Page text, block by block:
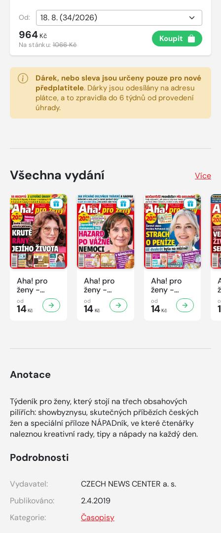
Od:
964 Kč
Na stánku:1066 Kč
Koupit
Dárek, nebo sleva jsou určeny pouze pro nové
předplatitele. Dárky jsou odesílány na adresu
plátce, a to zpravidla do 6 týdnů od provedení
úhrady.
Všechna vydání Více
Aha! pro
ženy -
32/2026
od
14Kč
Aha! pro
ženy -
31/2026
od
14Kč
Aha! pro
ženy -
30/2026
od
14Kč
Anotace
Týdeník pro ženy, který stojí na třech obsahových
pilířích: showbyznysu, skutečných příbězích českých
žen a speciální příloze NÁPADník, ve které čtenářky
naleznou kreativní rady, tipy a nápady na každý den.
Podrobnosti
Vydavatel:
CZECH NEWS CENTER a. s.
Publikováno:
2.4.2019
Kategorie:
Časopisy